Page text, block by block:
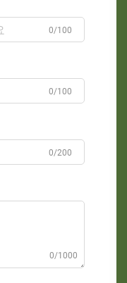
0/100
0/100
0/200
0/1000